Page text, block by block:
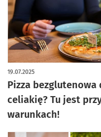
Pizza
celiakię? Tu jest
warunkach!
19.07.2025
artykuł z galerią zdjęć